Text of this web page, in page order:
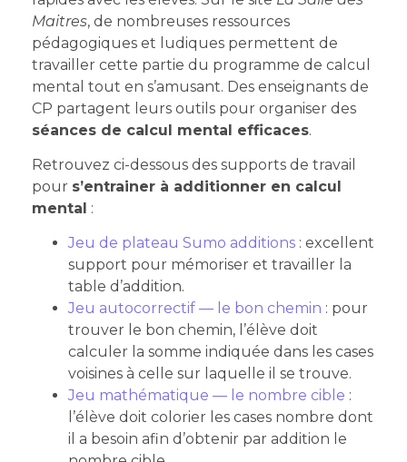
Maitres, de nombreuses ressources
pédagogiques et ludiques permettent de
travailler cette partie du programme de calcul
mental tout en s’amusant. Des enseignants de
CP partagent leurs outils pour organiser des
séances de calcul mental efficaces.
Retrouvez ci-dessous des supports de travail
pour s’entrainer à additionner en calcul
mental :
Jeu de plateau Sumo additions : excellent
support pour mémoriser et travailler la
table d’addition.
Jeu autocorrectif — le bon chemin : pour
trouver le bon chemin, l’élève doit
calculer la somme indiquée dans les cases
voisines à celle sur laquelle il se trouve.
Jeu mathématique — le nombre cible :
l’élève doit colorier les cases nombre dont
il a besoin afin d’obtenir par addition le